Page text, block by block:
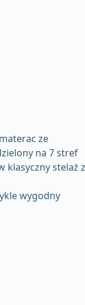
ze
na 7 stref
klasyczny stelaż z
wygodny